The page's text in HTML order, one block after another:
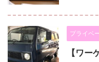
プライベ
【ワ